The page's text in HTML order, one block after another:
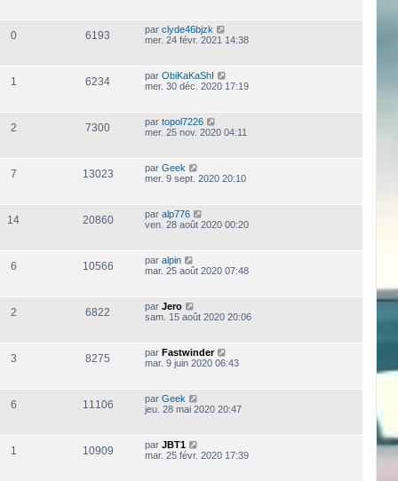
0 6193 par clyde46bjzk
mer. 24 févr. 2021 14:38
1 6234 par ObiKaKaShI
mer. 30 déc. 2020 17:19
2 7300 par topol7226
mer. 25 nov. 2020 04:11
7 13023 par Geek
mer. 9 sept. 2020 20:10
14 20860 par alp776
ven. 28 août 2020 00:20
6 10566 par alpin
mar. 25 août 2020 07:48
2 6822 par Jero
sam. 15 août 2020 20:06
3 8275 par Fastwinder
mar. 9 juin 2020 06:43
6 11106 par Geek
jeu. 28 mai 2020 20:47
1 10909 par JBT1
mar. 25 févr. 2020 17:39